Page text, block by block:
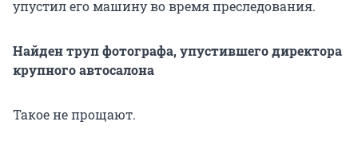
упустил его машину во время преследования.
Найден труп фотографа, упустившего директора
крупного автосалона
Такое не прощают.